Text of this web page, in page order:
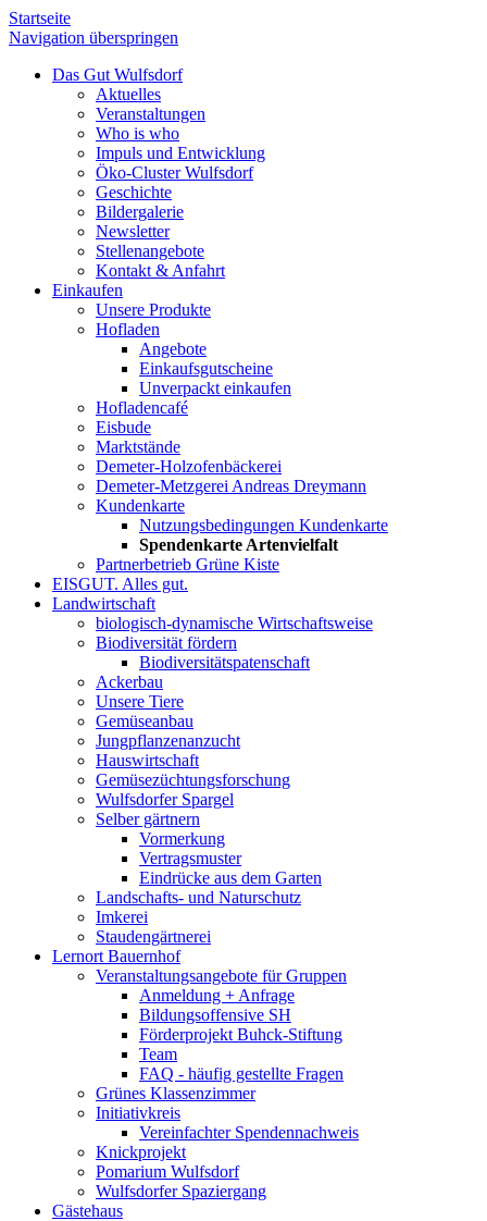
Startseite
Navigation überspringen
Das Gut Wulfsdorf
Aktuelles
Veranstaltungen
Who is who
Impuls und Entwicklung
Öko-Cluster Wulfsdorf
Geschichte
Bildergalerie
Newsletter
Stellenangebote
Kontakt & Anfahrt
Einkaufen
Unsere Produkte
Hofladen
Angebote
Einkaufsgutscheine
Unverpackt einkaufen
Hofladencafé
Eisbude
Marktstände
Demeter-Holzofenbäckerei
Demeter-Metzgerei Andreas Dreymann
Kundenkarte
Nutzungsbedingungen Kundenkarte
Spendenkarte Artenvielfalt
Partnerbetrieb Grüne Kiste
EISGUT. Alles gut.
Landwirtschaft
biologisch-dynamische Wirtschaftsweise
Biodiversität fördern
Biodiversitätspatenschaft
Ackerbau
Unsere Tiere
Gemüseanbau
Jungpflanzenanzucht
Hauswirtschaft
Gemüsezüchtungsforschung
Wulfsdorfer Spargel
Selber gärtnern
Vormerkung
Vertragsmuster
Eindrücke aus dem Garten
Landschafts- und Naturschutz
Imkerei
Staudengärtnerei
Lernort Bauernhof
Veranstaltungsangebote für Gruppen
Anmeldung + Anfrage
Bildungsoffensive SH
Förderprojekt Buhck-Stiftung
Team
FAQ - häufig gestellte Fragen
Grünes Klassenzimmer
Initiativkreis
Vereinfachter Spendennachweis
Knickprojekt
Pomarium Wulfsdorf
Wulfsdorfer Spaziergang
Gästehaus